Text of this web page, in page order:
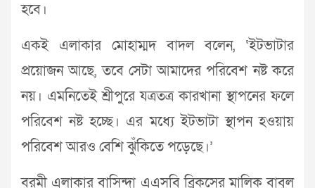
হবে।
একই এলাকার মোহাম্মদ বাদল বলেন, ‘ইটভাটার
প্রয়োজন আছে, তবে সেটা আমাদের পরিবেশ নষ্ট করে
নয়। এমনিতেই শ্রীপুরে যত্রতত্র কারখানা স্থাপনের ফলে
পরিবেশ নষ্ট হচ্ছে। এর মধ্যে ইটভাটা স্থাপন হওয়ায়
পরিবেশ আরও বেশি ঝুঁকিতে পড়েছে।’
বরমী এলাকার বাসিন্দা এএসবি ব্রিকসের মালিক বাবুল